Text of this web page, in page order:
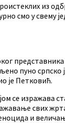
из
смо у свему
пуно српско
је Петковић.
се изражава
свих
и